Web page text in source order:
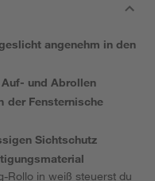
angenehm in den
und Abrollen
der Fensternische
Sichtschutz
Rollo in weiß steuerst du